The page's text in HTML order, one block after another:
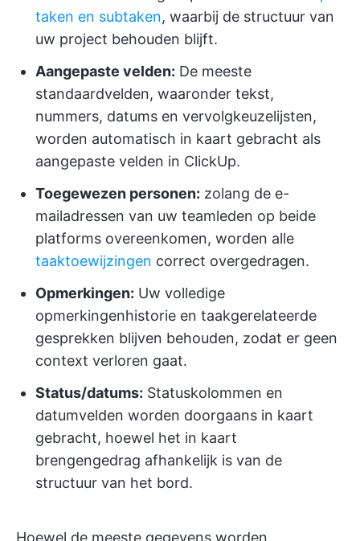
taken en subtaken, waarbij de structuur van
uw project behouden blijft.
Aangepaste velden: De meeste
standaardvelden, waaronder tekst,
nummers, datums en vervolgkeuzelijsten,
worden automatisch in kaart gebracht als
aangepaste velden in ClickUp.
Toegewezen personen: zolang de e-
mailadressen van uw teamleden op beide
platforms overeenkomen, worden alle
taaktoewijzingen correct overgedragen.
Opmerkingen: Uw volledige
opmerkingenhistorie en taakgerelateerde
gesprekken blijven behouden, zodat er geen
context verloren gaat.
Status/datums: Statuskolommen en
datumvelden worden doorgaans in kaart
gebracht, hoewel het in kaart
brengengedrag afhankelijk is van de
structuur van het bord.
Hoewel de meeste gegevens worden